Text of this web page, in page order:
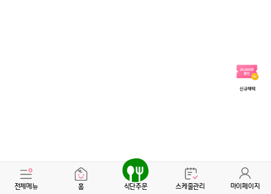
전체메뉴 홈 식단주문 스케줄관리 마이페이지